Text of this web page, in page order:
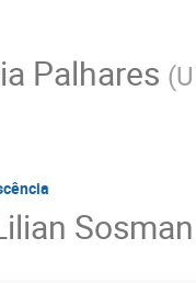
Palhares (
Sosman